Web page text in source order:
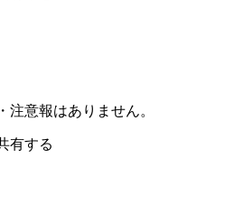
注意報はありません。
有する